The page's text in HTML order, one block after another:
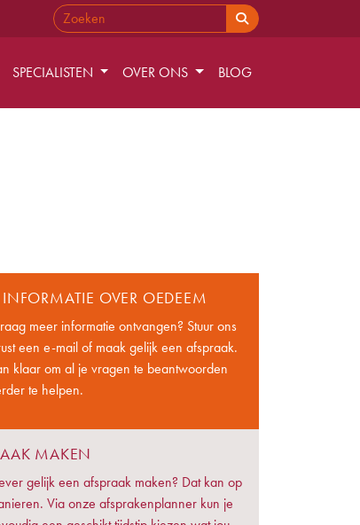
SPECIALISTEN OVER ONS BLOG
INFORMATIE OVER OEDEEM
meer informatie ontvangen? Stuur ons
een e-mail of maak gelijk een afspraak.
klaar om al je vragen te beantwoorden
te helpen.
MAKEN
gelijk een afspraak maken? Dat kan op
Via onze afsprakenplanner kun je